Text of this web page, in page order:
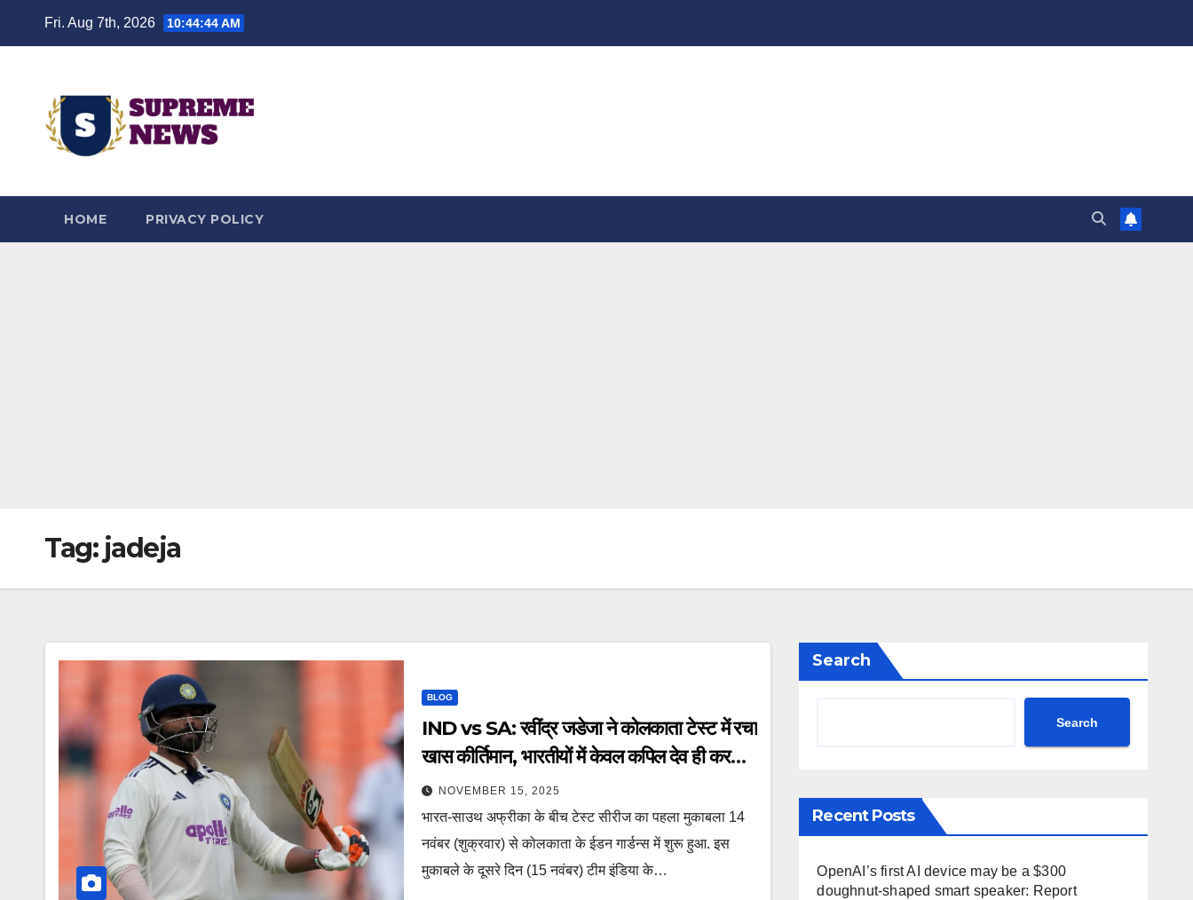
Fri. Aug 7th, 2026 10:44:44 AM
HOME PRIVACY POLICY
Tag: jadeja
BLOG
IND vs SA: रवींद्र जडेजा ने कोलकाता टेस्ट में रचा
खास कीर्तिमान, भारतीयों में केवल कपिल देव ही कर
सके ऐसा – ravindra jadeja creates
history 4000 runs 300 wickets ind
vs sa tspoa
NOVEMBER 15, 2025
भारत-साउथ अफ्रीका के बीच टेस्ट सीरीज का पहला मुकाबला 14
नवंबर (शुक्रवार) से कोलकाता के ईडन गार्डन्स में शुरू हुआ. इस
मुकाबले के दूसरे दिन (15 नवंबर) टीम इंडिया के…
Search
Search
Recent Posts
OpenAI’s first AI device may be a $300
doughnut-shaped smart speaker: Report